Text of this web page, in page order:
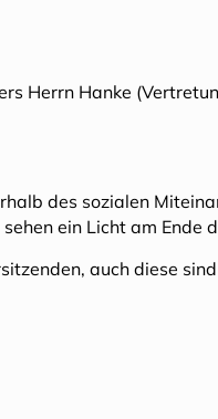
Herrn Hanke
des sozialen
ein Licht am Ende
auch diese